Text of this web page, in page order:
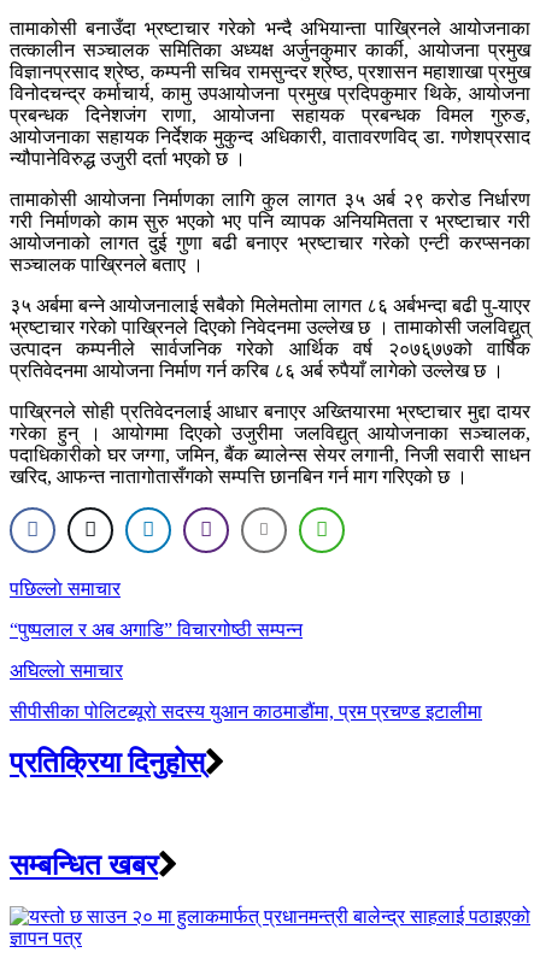
तामाकोसी बनाउँदा भ्रष्टाचार गरेको भन्दै अभियान्ता पाख्रिनले आयोजनाका
तत्कालीन सञ्चालक समितिका अध्यक्ष अर्जुनकुमार कार्की, आयोजना प्रमुख
विज्ञानप्रसाद श्रेष्ठ, कम्पनी सचिव रामसुन्दर श्रेष्ठ, प्रशासन महाशाखा प्रमुख
विनोदचन्द्र कर्माचार्य, कामु उपआयोजना प्रमुख प्रदिपकुमार थिके, आयोजना
प्रबन्धक दिनेशजंग राणा, आयोजना सहायक प्रबन्धक विमल गुरुङ,
आयोजनाका सहायक निर्देशक मुकुन्द अधिकारी, वातावरणविद् डा. गणेशप्रसाद
न्यौपानेविरुद्ध उजुरी दर्ता भएको छ ।
तामाकोसी आयोजना निर्माणका लागि कुल लागत ३५ अर्ब २९ करोड निर्धारण
गरी निर्माणको काम सुरु भएको भए पनि व्यापक अनियमितता र भ्रष्टाचार गरी
आयोजनाको लागत दुई गुणा बढी बनाएर भ्रष्टाचार गरेको एन्टी करप्सनका
सञ्चालक पाख्रिनले बताए ।
३५ अर्बमा बन्ने आयोजनालाई सबैको मिलेमतोमा लागत ८६ अर्बभन्दा बढी पु-याएर
भ्रष्टाचार गरेको पाख्रिनले दिएको निवेदनमा उल्लेख छ । तामाकोसी जलविद्युत्
उत्पादन कम्पनीले सार्वजनिक गरेको आर्थिक वर्ष २०७६्७७को वार्षिक
प्रतिवेदनमा आयोजना निर्माण गर्न करिब ८६ अर्ब रुपैयाँ लागेको उल्लेख छ ।
पाख्रिनले सोही प्रतिवेदनलाई आधार बनाएर अख्तियारमा भ्रष्टाचार मुद्दा दायर
गरेका हुन् । आयोगमा दिएको उजुरीमा जलविद्युत् आयोजनाका सञ्चालक,
पदाधिकारीको घर जग्गा, जमिन, बैंक ब्यालेन्स सेयर लगानी, निजी सवारी साधन
खरिद, आफन्त नातागोतासँगको सम्पत्ति छानबिन गर्न माग गरिएको छ ।
Post
navigation
पछिल्लाे समाचार
“पुष्पलाल र अब अगाडि” विचारगोष्ठी सम्पन्न
अघिल्लाे समाचार
सीपीसीका पोलिटब्यूरो सदस्य युआन काठमाडौंमा, प्रम प्रचण्ड इटालीमा
प्रतिक्रिया दिनुहोस्
सम्बन्धित खबर